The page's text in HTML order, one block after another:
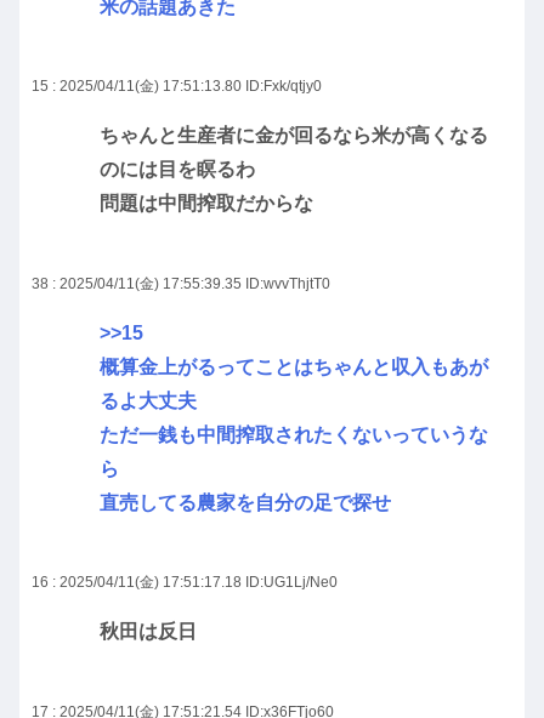
米の話題あきた
15 : 2025/04/11(金) 17:51:13.80 ID:Fxk/qtjy0
ちゃんと生産者に金が回るなら米が高くなる
のには目を瞑るわ
問題は中間搾取だからな
38 : 2025/04/11(金) 17:55:39.35 ID:wvvThjtT0
>>15
概算金上がるってことはちゃんと収入もあが
るよ大丈夫
ただ一銭も中間搾取されたくないっていうな
ら
直売してる農家を自分の足で探せ
16 : 2025/04/11(金) 17:51:17.18 ID:UG1Lj/Ne0
秋田は反日
17 : 2025/04/11(金) 17:51:21.54 ID:x36FTjo60